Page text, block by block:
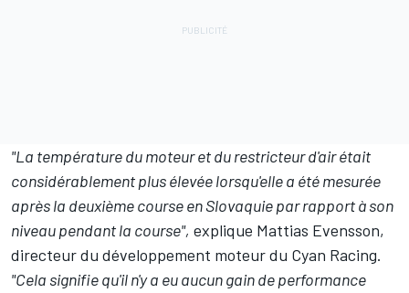
"La température du moteur et du restricteur d'air était
considérablement plus élevée lorsqu'elle a été mesurée
après la deuxième course en Slovaquie par rapport à son
niveau pendant la course", explique Mattias Evensson,
directeur du développement moteur du Cyan Racing.
"Cela signifie qu'il n'y a eu aucun gain de performance